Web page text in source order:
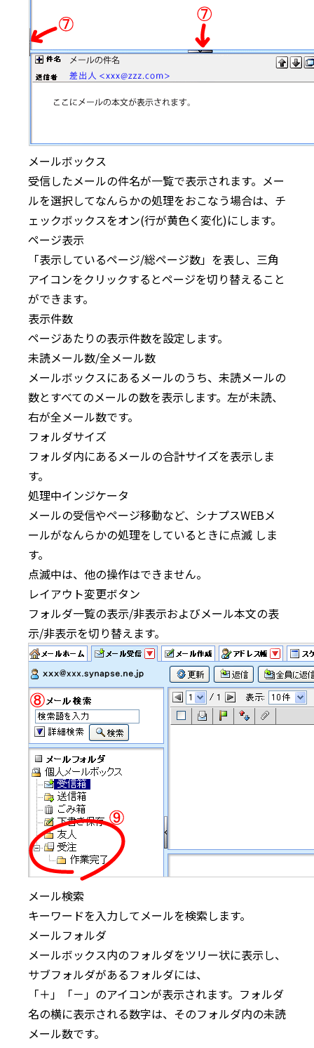
メールボックス
受信したメールの件名が一覧で表示されます。メー
ルを選択してなんらかの処理をおこなう場合は、チ
ェックボックスをオン(行が黄色く変化)にします。
ページ表示
「表示しているページ/総ページ数」を表し、三角
アイコンをクリックするとページを切り替えること
ができます。
表示件数
ページあたりの表示件数を設定します。
未読メール数/全メール数
メールボックスにあるメールのうち、未読メールの
数とすべてのメールの数を表示します。左が未読、
右が全メール数です。
フォルダサイズ
フォルダ内にあるメールの合計サイズを表示しま
す。
処理中インジケータ
メールの受信やページ移動など、シナプスWEBメ
ールがなんらかの処理をしているときに点滅 しま
す。
点滅中は、他の操作はできません。
レイアウト変更ボタン
フォルダ一覧の表示/非表示およびメール本文の表
示/非表示を切り替えます。
メール検索
キーワードを入力してメールを検索します。
メールフォルダ
メールボックス内のフォルダをツリー状に表示し、
サブフォルダがあるフォルダには、
「＋」「－」のアイコンが表示されます。フォルダ
名の横に表示される数字は、そのフォルダ内の未読
メール数です。